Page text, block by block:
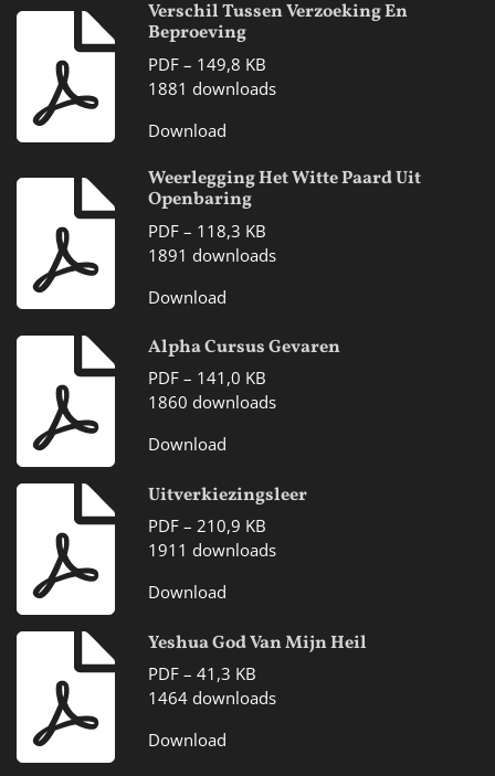
Verschil Tussen Verzoeking En
Beproeving
PDF – 149,8 KB
1881 downloads
Download
Weerlegging Het Witte Paard Uit
Openbaring
PDF – 118,3 KB
1891 downloads
Download
Alpha Cursus Gevaren
PDF – 141,0 KB
1860 downloads
Download
Uitverkiezingsleer
PDF – 210,9 KB
1911 downloads
Download
Yeshua God Van Mijn Heil
PDF – 41,3 KB
1464 downloads
Download